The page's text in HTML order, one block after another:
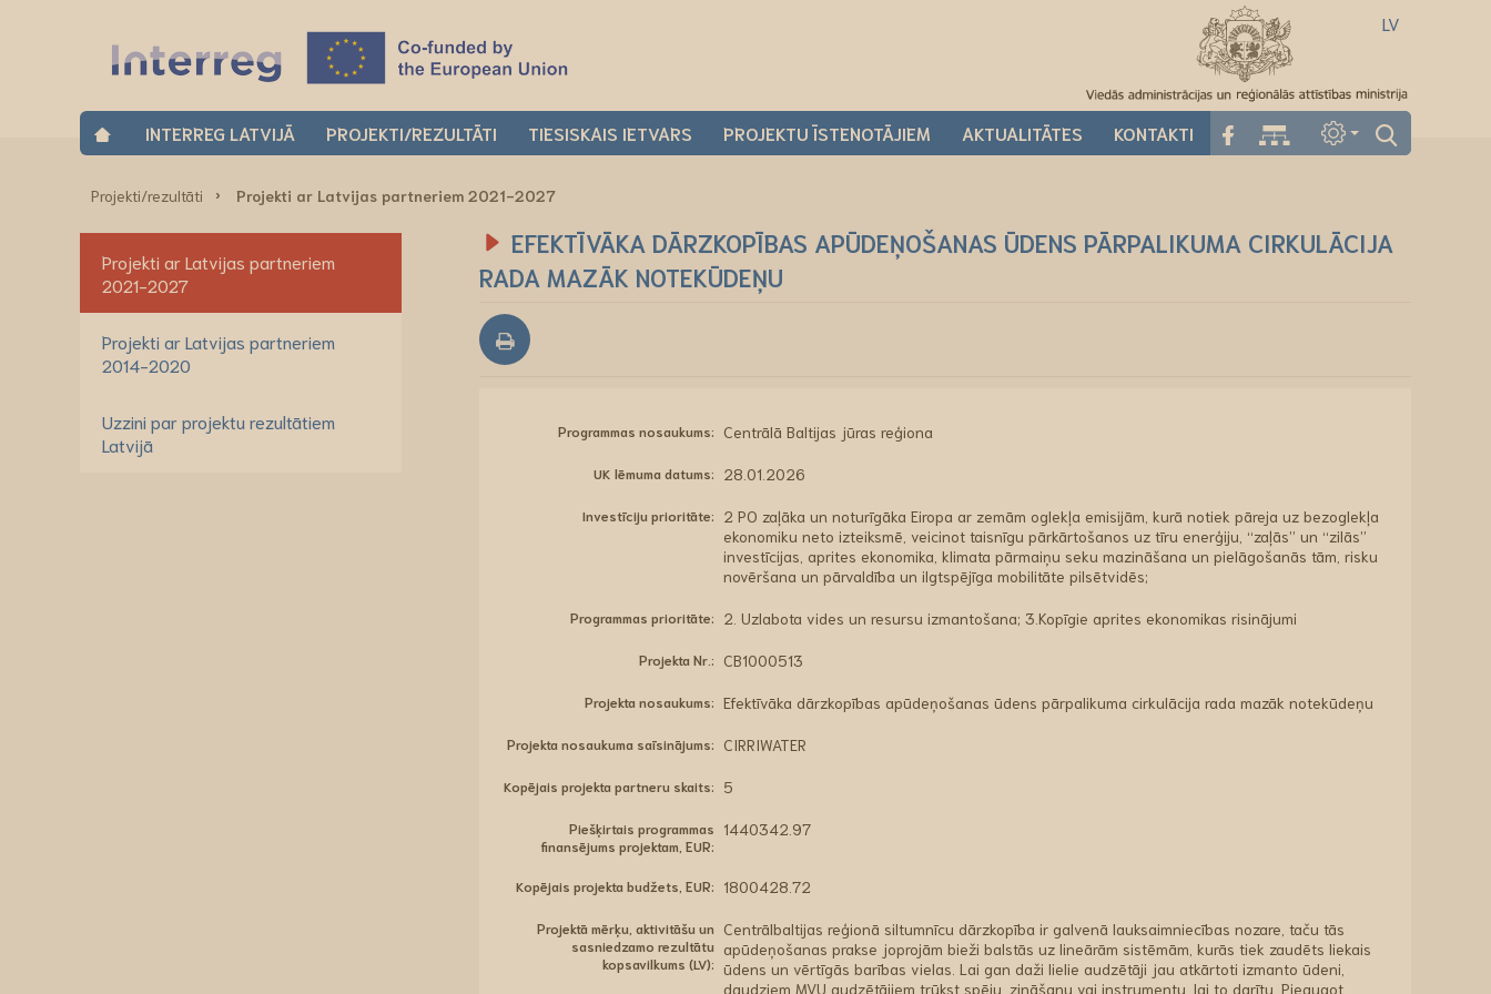
LV
INTERREG LATVIJĀ PROJEKTI/REZULTĀTI TIESISKAIS IETVARS PROJEKTU ĪSTENOTĀJIEM AKTUALITĀTES KONTAKTI
Projekti/rezultāti Projekti ar Latvijas partneriem 2021-2027
Projekti ar Latvijas partneriem
2021-2027
Projekti ar Latvijas partneriem
2014-2020
Uzzini par projektu rezultātiem
Latvijā
EFEKTĪVĀKA DĀRZKOPĪBAS APŪDEŅOŠANAS ŪDENS PĀRPALIKUMA CIRKULĀCIJA
RADA MAZĀK NOTEKŪDEŅU
Programmas nosaukums: Centrālā Baltijas jūras reģiona
UK lēmuma datums: 28.01.2026
Investīciju prioritāte:
2 PO zaļāka un noturīgāka Eiropa ar zemām oglekļa emisijām, kurā notiek pāreja uz bezoglekļa
ekonomiku neto izteiksmē, veicinot taisnīgu pārkārtošanos uz tīru enerģiju, “zaļās” un “zilās”
investīcijas, aprites ekonomika, klimata pārmaiņu seku mazināšana un pielāgošanās tām, risku
novēršana un pārvaldība un ilgtspējīga mobilitāte pilsētvidēs;
Programmas prioritāte: 2. Uzlabota vides un resursu izmantošana; 3.Kopīgie aprites ekonomikas risinājumi
Projekta Nr.: CB1000513
Projekta nosaukums: Efektīvāka dārzkopības apūdeņošanas ūdens pārpalikuma cirkulācija rada mazāk notekūdeņu
Projekta nosaukuma saīsinājums: CIRRIWATER
Kopējais projekta partneru skaits: 5
Piešķirtais programmas
finansējums projektam, EUR:
1440342.97
Kopējais projekta budžets, EUR: 1800428.72
Projektā mērķu, aktivitāšu un
sasniedzamo rezultātu
kopsavilkums (LV):
Centrālbaltijas reģionā siltumnīcu dārzkopība ir galvenā lauksaimniecības nozare, taču tās
apūdeņošanas prakse joprojām bieži balstās uz lineārām sistēmām, kurās tiek zaudēts liekais
ūdens un vērtīgās barības vielas. Lai gan daži lielie audzētāji jau atkārtoti izmanto ūdeni,
daudziem MVU audzētājiem trūkst spēju, zināšanu vai instrumentu, lai to darītu. Pieaugot